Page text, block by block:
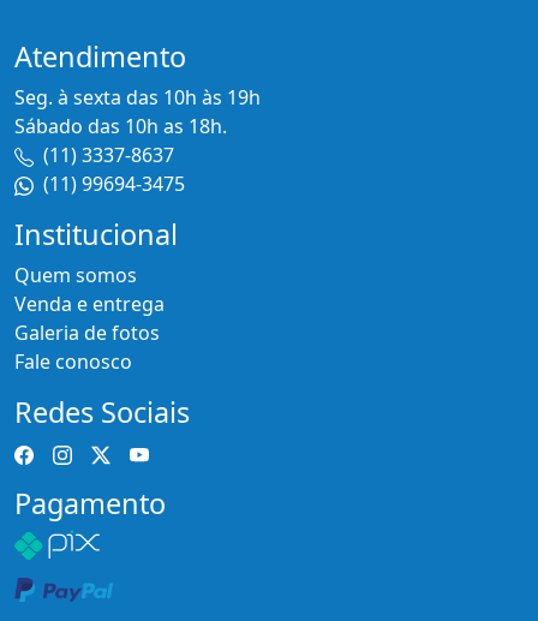
Atendimento
Seg. à sexta das 10h às 19h
Sábado das 10h as 18h.
(11) 3337-8637
(11) 99694-3475
Institucional
Quem somos
Venda e entrega
Galeria de fotos
Fale conosco
Redes Sociais
Pagamento